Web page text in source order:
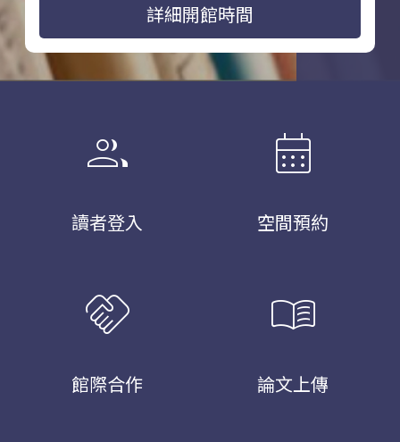
詳細開館時間
group
讀者登入
calendar_month
空間預約
handshake
館際合作
menu_book
論文上傳